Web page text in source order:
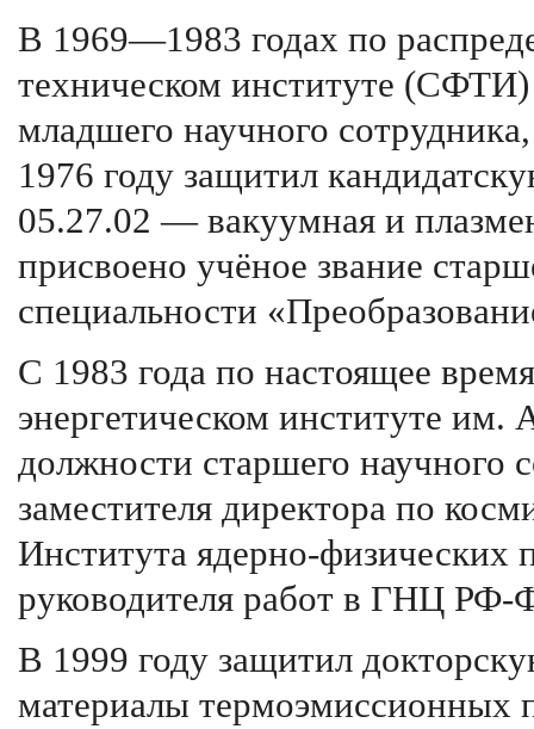
В 1969—1983 годах по
техническом институте
младшего научного
1976 году защитил
05.27.02 — вакуумная и
присвоено учёное звание
специальности
С 1983 года по настоящее
энергетическом институте
должности старшего научного
заместителя директора по
Института ядерно-физических
руководителя работ в ГНЦ
В 1999 году защитил
материалы термоэмиссионных